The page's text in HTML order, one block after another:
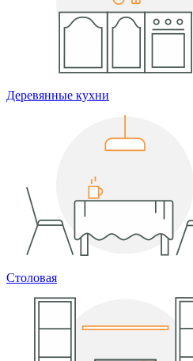
Деревянные кухни
Столовая